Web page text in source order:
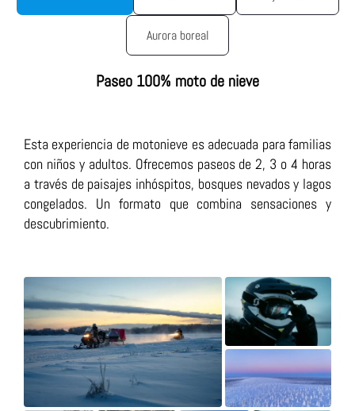
Aurora boreal
Paseo 100% moto de nieve
Esta experiencia de motonieve es adecuada para familias
con niños y adultos. Ofrecemos paseos de 2, 3 o 4 horas
a través de paisajes inhóspitos, bosques nevados y lagos
congelados. Un formato que combina sensaciones y
descubrimiento.